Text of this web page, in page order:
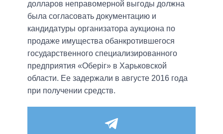
долларов неправомерной выгоды должна
была согласовать документацию и
кандидатуры организатора аукциона по
продаже имущества обанкротившегося
государственного специализированного
предприятия «Оберіг» в Харьковской
области. Ее задержали в августе 2016 года
при получении средств.